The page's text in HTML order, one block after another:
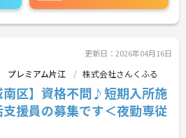
更新日：2026年04月16日
プレミアム片江 株式会社さんくふる
南区】資格不問♪短期入所施
援員の募集です＜夜勤専従